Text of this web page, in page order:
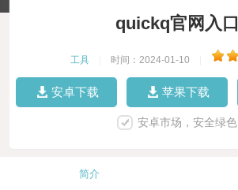
quickq官网入口
工具 时间：2024-01-10
安卓下载 苹果下载
安卓市场，安全绿色
简介